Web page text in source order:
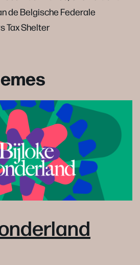
de Belgische Federale
Tax Shelter